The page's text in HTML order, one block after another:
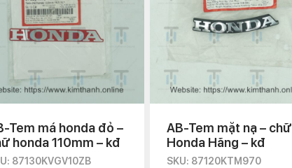
Tem má honda đỏ –
honda 110mm – kđ
87130KVGV10ZB
AB-Tem mặt nạ – chữ
Honda Hãng – kđ
SKU: 87120KTM970